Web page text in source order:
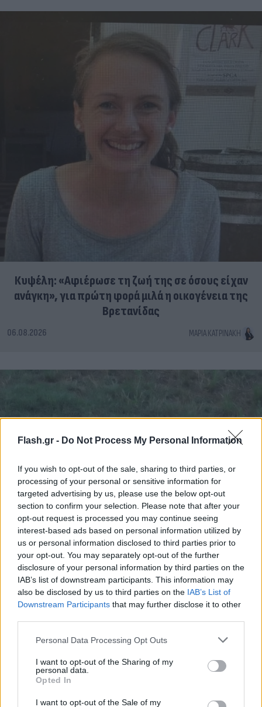
Flash.gr - Do Not Process My Personal Information
If you wish to opt-out of the sale, sharing to third parties, or
processing of your personal or sensitive information for
targeted advertising by us, please use the below opt-out
section to confirm your selection. Please note that after your
opt-out request is processed you may continue seeing
interest-based ads based on personal information utilized by
us or personal information disclosed to third parties prior to
your opt-out. You may separately opt-out of the further
disclosure of your personal information by third parties on the
IAB’s list of downstream participants. This information may
also be disclosed by us to third parties on the IAB’s List of
Downstream Participants that may further disclose it to other
Please note that this website/app uses one or more Google
not limited to your visit or usage behaviour. You may click to
grant or deny consent to Google and its third-party tags to
use your data for below specified purposes in below Google
consent section.
Personal Data Processing Opt Outs
I want to opt-out of the Sharing of my
personal data.
Opted In
I want to opt-out of the Sale of my
Κυψέλη: «Αφιέρωσε τη ζωή της σε όσους είχαν
ανάγκη», για πρώτη φορά μιλά η οικογένεια της
Βρετανίδας
06.08.2026 ΜΑΡΊΑ ΚΑΤΡΙΝΆΚΗ
Αντιδράσεις στα social για το θάνατο του
Ζωολογίας